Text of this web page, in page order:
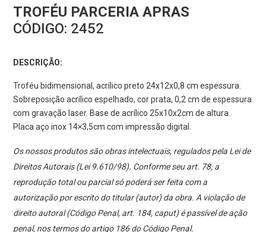
TROFÉU PARCERIA APRAS
CÓDIGO: 2452
DESCRIÇÃO:
Troféu bidimensional, acrílico preto 24x12x0,8 cm espessura.
Sobreposição acrílico espelhado, cor prata, 0,2 cm de espessura
com gravação laser. Base de acrílico 25x10x2cm de altura.
Placa aço inox 14×3,5cm com impressão digital.
Os nossos produtos são obras intelectuais, regulados pela Lei de
Direitos Autorais (Lei 9.610/98). Conforme seu art. 78, a
reprodução total ou parcial só poderá ser feita com a
autorização por escrito do titular (autor) da obra. A violação de
direito autoral (Código Penal, art. 184, caput) é passível de ação
penal, nos termos do artigo 186 do Código Penal.